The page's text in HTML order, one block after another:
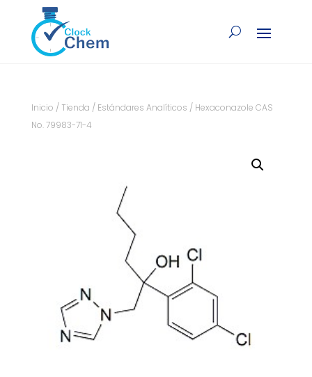
Inicio / Tienda / Estándares Analíticos / Hexaconazole CAS
No. 79983-71-4